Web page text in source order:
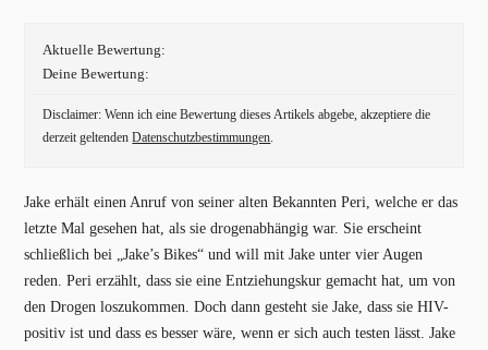
Aktuelle Bewertung:
Deine Bewertung:
Disclaimer: Wenn ich eine Bewertung dieses Artikels abgebe, akzeptiere die
derzeit geltendenDatenschutzbestimmungen.
Jake erhält einen Anruf von seiner alten Bekannten Peri, welche er das
letzte Mal gesehen hat, als sie drogenabhängig war. Sie erscheint
schließlich bei „Jake’s Bikes“ und will mit Jake unter vier Augen
reden. Peri erzählt, dass sie eine Entziehungskur gemacht hat, um von
den Drogen loszukommen. Doch dann gesteht sie Jake, dass sie HIV-
positiv ist und dass es besser wäre, wenn er sich auch testen lässt. Jake